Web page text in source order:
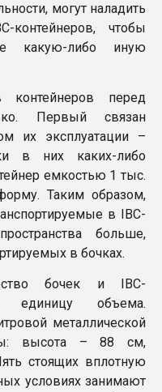
могут наладить
контейнеров, чтобы
какую-либо иную
контейнеров перед
Первый связан
их эксплуатации –
в них каких-либо
емкостью 1 тыс.
Таким образом,
в IBC-
больше,
в бочках.
бочек и IBC-
единицу объема.
металлической
высота – 88 см,
стоящих вплотную
условиях занимают